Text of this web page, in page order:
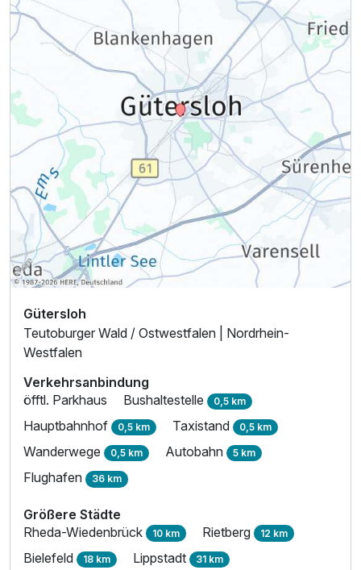
Ausstattung
Für 4 Tage p.P. ab305,00 €
Gütersloh
Teutoburger Wald / Ostwestfalen | Nordrhein-
Westfalen
Verkehrsanbindung
öfftl. Parkhaus
Bushaltestelle 0,5 km
Hauptbahnhof 0,5 km Taxistand 0,5 km
Wanderwege 0,5 km Autobahn 5 km
Flughafen 36 km
Größere Städte
Rheda-Wiedenbrück 10 km Rietberg 12 km
Bielefeld 18 km Lippstadt 31 km